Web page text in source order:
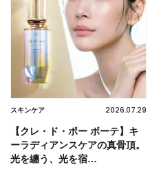
スキンケア 2026.07.29
【クレ・ド・ポー ボーテ】キ
ーラディアンスケアの真骨頂。
光を纏う、光を宿…
スキンケア 2026.07.29
【クレ・ド・ポー ボーテ】キ
ーラディアンスケアの真骨頂。
光を纏う、光を宿…
スキンケア 2026.07.29
【クレ・ド・ポー ボーテ】キ
ーラディアンスケアの真骨頂。
光を纏う、光を宿…
スキンケア 2026.07.29
【クレ・ド・ポー ボーテ】キ
ーラディアンスケアの真骨頂。
光を纏う、光を宿…
スキンケア 2026.07.29
【クレ・ド・ポー ボーテ】キ
ーラディアンスケアの真骨頂。
光を纏う、光を宿…
スキンケア 2026.07.29
【クレ・ド・ポー ボーテ】キ
ーラディアンスケアの真骨頂。
光を纏う、光を宿…
スキンケア 2026.07.29
【クレ・ド・ポー ボーテ】キ
ーラディアンスケアの真骨頂。
光を纏う、光を宿…
スキンケア 2026.07.29
【クレ・ド・ポー ボーテ】キ
ーラディアンスケアの真骨頂。
光を纏う、光を宿…